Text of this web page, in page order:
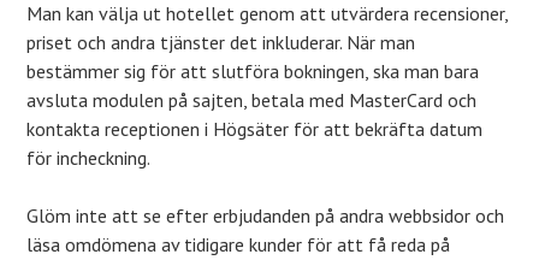
Man kan välja ut hotellet genom att utvärdera recensioner,
priset och andra tjänster det inkluderar. När man
bestämmer sig för att slutföra bokningen, ska man bara
avsluta modulen på sajten, betala med MasterCard och
kontakta receptionen i Högsäter för att bekräfta datum
för incheckning.
Glöm inte att se efter erbjudanden på andra webbsidor och
läsa omdömena av tidigare kunder för att få reda på